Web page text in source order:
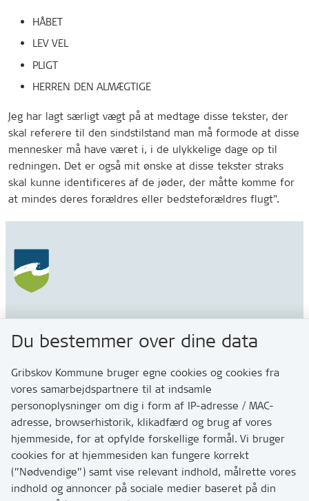
HÅBET
LEV VEL
PLIGT
HERREN DEN ALMÆGTIGE
Jeg har lagt særligt vægt på at medtage disse tekster, der
skal referere til den sindstilstand man må formode at disse
mennesker må have været i, i de ulykkelige dage op til
redningen. Det er også mit ønske at disse tekster straks
skal kunne identificeres af de jøder, der måtte komme for
at mindes deres forældres eller bedsteforældres flugt".
Gribskov Kommune
3200 Helsinge
Kontakt
Skriv til os via Digital Post
Har du brug for at komme i kontakt med os? Se her
hvordan
Tip os om huller i vejen eller andet
Du bestemmer over dine data
Gribskov Kommune bruger egne cookies og cookies fra
vores samarbejdspartnere til at indsamle
personoplysninger om dig i form af IP-adresse / MAC-
adresse, browserhistorik, klikadfærd og brug af vores
hjemmeside, for at opfylde forskellige formål. Vi bruger
cookies for at hjemmesiden kan fungere korrekt
(”Nødvendige”) samt vise relevant indhold, målrette vores
indhold og annoncer på sociale medier baseret på din